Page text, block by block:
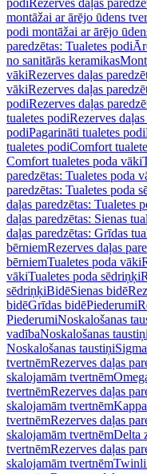
podiRezerves daļas
montāžai ar ārējo ūdens
podi montāžai ar ārējo
paredzētas: Tualetes podi
no sanitārās keramikas
vākiRezerves daļas
vākiRezerves daļas
podiRezerves daļas
tualetes podiRezerves
podiPagarināti tualetes podi
tualetes podiComfort
Comfort tualetes poda vāki
paredzētas: Tualetes poda
paredzētas: Tualetes poda
daļas paredzētas: Tualetes
daļas paredzētas: Sienas
daļas paredzētas: Grīdas
bērniemRezerves daļas
bērniemTualetes poda vāki
vākiTualetes poda sēdriņķi
sēdriņķiBidēSienas bidē
bidēGrīdas bidēPiederumi
PiederumiNoskalošanas
vadībaNoskalošanas taustiņi
Noskalošanas taustiņi
tvertnēmRezerves daļas
skalojamām tvertnēm
tvertnēmRezerves daļas
skalojamām tvertnēm
tvertnēmRezerves daļas
skalojamām tvertnēmDelta
tvertnēmRezerves daļas
skalojamām tvertnēm